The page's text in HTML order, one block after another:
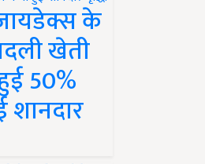
के
खेती
50%